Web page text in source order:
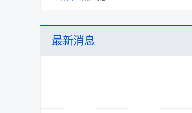
学会介绍
党的二十大精神
国家职业标准
期刊工作
仪器仪表科技应用
业务介绍
国家级赛事
最新消息